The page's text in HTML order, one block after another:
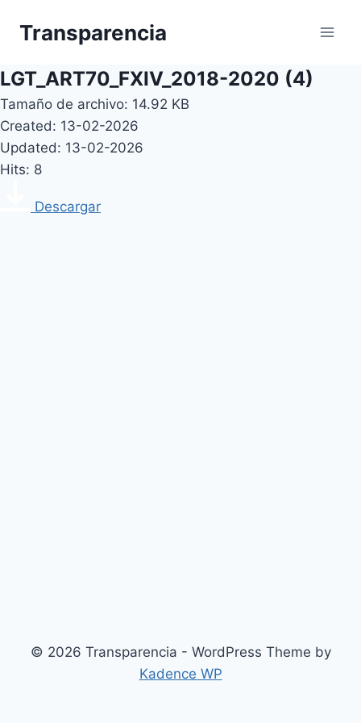
Transparencia
LGT_ART70_FXIV_2018-2020 (4)
Tamaño de archivo: 14.92 KB
Created: 13-02-2026
Updated: 13-02-2026
Hits: 8
Descargar
© 2026 Transparencia - WordPress Theme by
Kadence WP